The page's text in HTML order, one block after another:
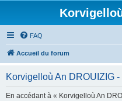
FAQ
Accueil du forum
Korvigelloù An DROUIZIG
En accédant à « Korvigelloù An